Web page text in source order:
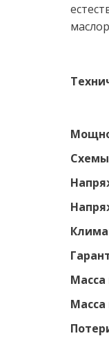
Масса
Масса